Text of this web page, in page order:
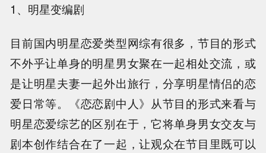
1、明星变编剧
目前国内明星恋爱类型网综有很多，节目的形式
不外乎让单身的明星男女聚在一起相处交流，或
是让明星夫妻一起外出旅行，分享明星情侣的恋
爱日常等。《恋恋剧中人》从节目的形式来看与
明星恋爱综艺的区别在于，它将单身男女交友与
剧本创作结合在了一起，让观众在节目里既可以